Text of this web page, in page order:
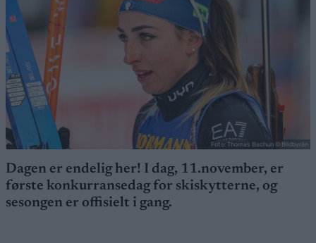
Foto: Thomas Bachun © Bildbyrån
Dagen er endelig her! I dag, 11.november, er
første konkurransedag for skiskytterne, og
sesongen er offisielt i gang.